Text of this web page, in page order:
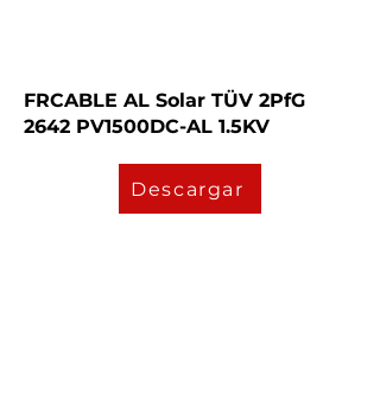
FRCABLE AL Solar TÜV 2PfG
2642 PV1500DC-AL 1.5KV
Descargar